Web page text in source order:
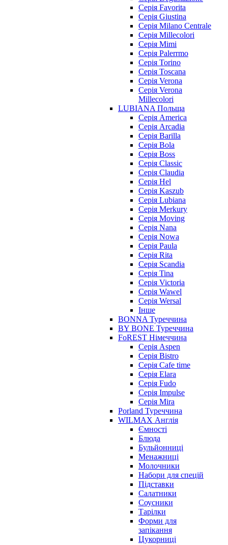
Серія Favorita
Серія Giustina
Серія Milano Centrale
Серія Millecolori
Серія Mimi
Серія Palerrmo
Серія Torino
Серія Toscana
Серія Verona
Серія Verona
Millecolori
LUBIANA Польща
Серія America
Серія Arcadia
Серія Barilla
Серія Bola
Серія Boss
Серія Classic
Серія Claudia
Серія Hel
Серія Kaszub
Серія Lubiana
Серія Merkury
Серія Moving
Серія Nana
Серія Nowa
Серія Paula
Серія Rita
Серія Scandia
Серія Tina
Серія Victoria
Серія Wawel
Серія Wersal
Інше
BONNA Туреччина
BY BONE Туреччина
FoREST Німеччина
Серія Aspen
Серія Bistro
Серія Cafe time
Серія Elara
Серія Fudo
Серія Impulse
Серія Mira
Porland Туреччина
WILMAX Англія
Ємності
Блюда
Бульйонниці
Менажниці
Молочники
Набори для спецій
Підставки
Салатники
Соусники
Тарілки
Форми для
запікання
Цукорниці